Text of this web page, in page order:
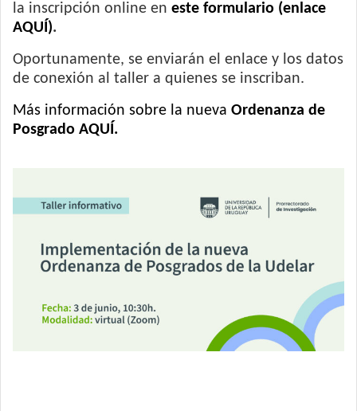
la inscripción online en este formulario (enlace
AQUÍ).
Oportunamente, se enviarán el enlace y los datos
de conexión al taller a quienes se inscriban.
Más información sobre la nueva Ordenanza de
Posgrado AQUÍ.